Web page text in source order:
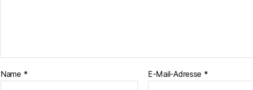
Name * E-Mail-Adresse *